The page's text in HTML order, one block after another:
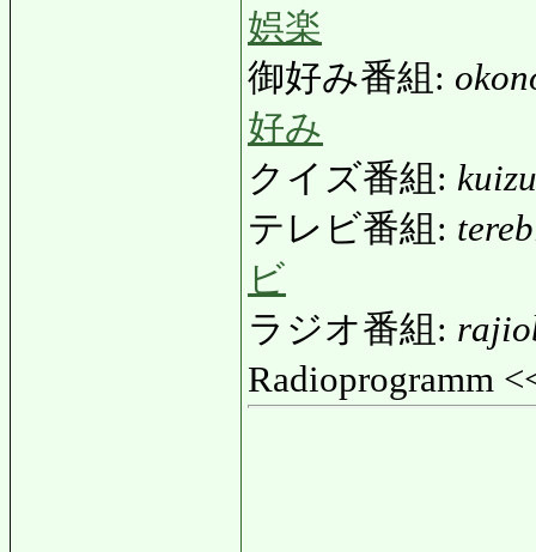
娯楽
御好み番組:
好み
クイズ番組:
テレビ番組:
ビ
ラジオ番組:
Radioprogramm